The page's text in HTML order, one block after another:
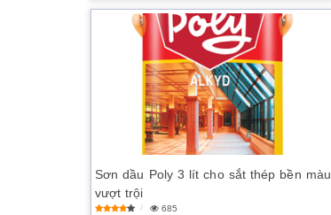
Sơn dầu Poly 3 lít cho sắt thép bền màu
vượt trội
685